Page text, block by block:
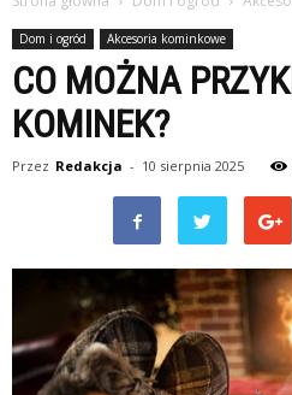
Dom i ogród Akcesoria kominkowe
CO MOŻNA
KOMINEK?
Przez Redakcja - 10 sierpnia 2025